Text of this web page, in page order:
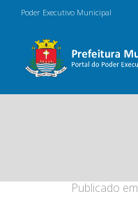
Poder Executivo Municipal
Publicado em